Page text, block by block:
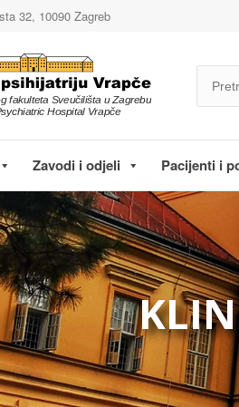
32, 10090 Zagreb
Zavodi i odjeli Pacijenti i